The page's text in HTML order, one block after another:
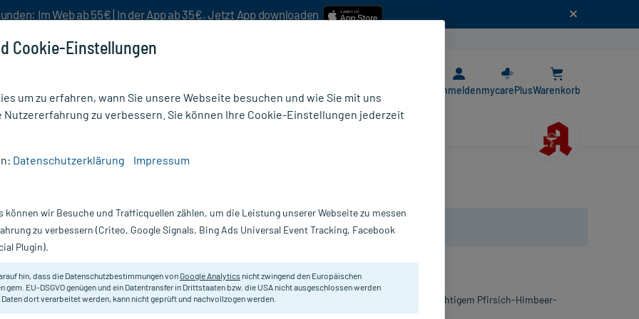
Im Web ab 55€ | In der App ab 35€. Jetzt App downloaden
AnmeldenmycarePlusWarenkorb
Nur für kurze Zeit:Gratis-Versand* ab 19€ Mindestbestellwert!
24 St Beecraft
Hustenbonbons mit Echinacea, Vitamin C und Menthol. Mit fruchtigem Pfirsich-Himbeer-
Honiggeschmack.
Cookie-Einstellungen
um zu erfahren, wann Sie unsere Webseite besuchen und wie Sie mit uns
Nutzererfahrung zu verbessern. Sie können Ihre Cookie-Einstellungen jederzeit
Datenschutzerklärung Impressum
können wir Besuche und Trafficquellen zählen, um die Leistung unserer Webseite zu messen
zu verbessern (Criteo, Google Signals, Bing Ads Universal Event Tracking, Facebook
Plugin).
hin, dass die Datenschutzbestimmungen vonGoogle Analytics nicht zwingend den Europäischen
gem. EU-DSGVO genügen und ein Datentransfer in Drittstaaten bzw. die USA nicht ausgeschlossen werden
Daten dort verarbeitet werden, kann nicht geprüft und nachvollzogen werden.